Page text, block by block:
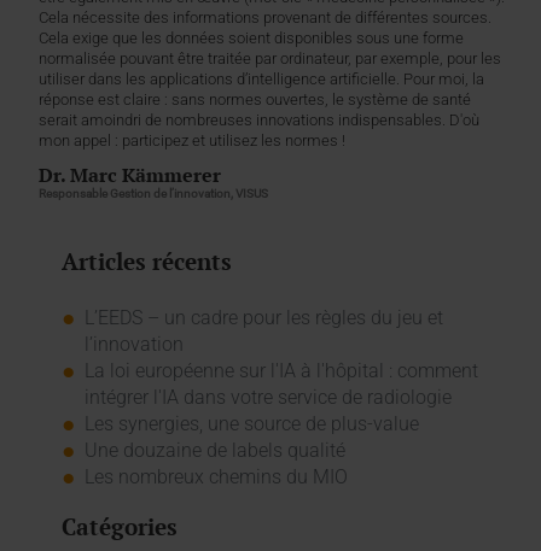
Cela nécessite des informations provenant de différentes sources.
Cela exige que les données soient disponibles sous une forme
normalisée pouvant être traitée par ordinateur, par exemple, pour les
utiliser dans les applications d’intelligence artificielle. Pour moi, la
réponse est claire : sans normes ouvertes, le système de santé
serait amoindri de nombreuses innovations indispensables. D'où
mon appel : participez et utilisez les normes !
Dr. Marc Kämmerer
Responsable Gestion de l’innovation, VISUS
Articles récents
L’EEDS – un cadre pour les règles du jeu et
l’innovation
La loi européenne sur l'IA à l'hôpital : comment
intégrer l'IA dans votre service de radiologie
Les synergies, une source de plus-value
Une douzaine de labels qualité
Les nombreux chemins du MIO
Catégories